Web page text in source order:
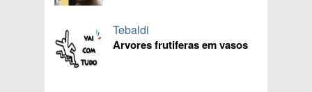
Tebaldi
Arvores frutiferas em vasos